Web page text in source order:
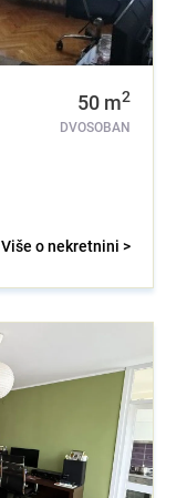
50 m2
DVOSOBAN
Više o nekretnini >